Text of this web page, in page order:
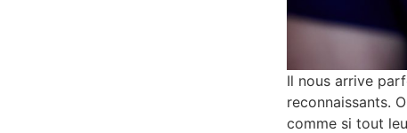
Il nous arrive
reconnaissants.
comme si tout